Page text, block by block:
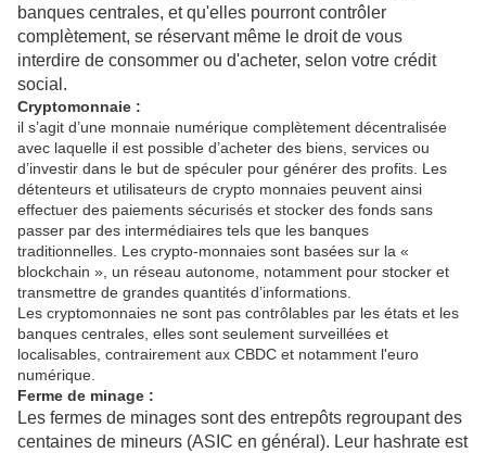
banques centrales, et qu'elles pourront contrôler
complètement, se réservant même le droit de vous
interdire de consommer ou d'acheter, selon votre crédit
social.
Cryptomonnaie :
il s’agit d’une monnaie numérique complètement décentralisée
avec laquelle il est possible d’acheter des biens, services ou
d’investir dans le but de spéculer pour générer des profits. Les
détenteurs et utilisateurs de crypto monnaies peuvent ainsi
effectuer des paiements sécurisés et stocker des fonds sans
passer par des intermédiaires tels que les banques
traditionnelles. Les crypto-monnaies sont basées sur la «
blockchain », un réseau autonome, notamment pour stocker et
transmettre de grandes quantités d’informations.
Les cryptomonnaies ne sont pas contrôlables par les états et les
banques centrales, elles sont seulement surveillées et
localisables, contrairement aux CBDC et notamment l'euro
numérique.
Ferme de minage :
Les fermes de minages sont des entrepôts regroupant des
centaines de mineurs (ASIC en général). Leur hashrate est